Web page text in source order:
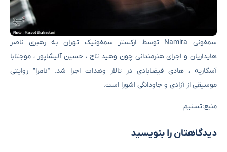
سمفونی Namira توسط ارکستر سمفونیک تهران به رهبری ناصر
هایداریان و اجرای هنرمندانی چون وهید تاج ، حسین آلیشاپور ، موجتابا
آسگاریه ، هادی فیضابادی در تالار وهدات اجرا شد. “نامرا” روایتی
موسیقی از آزادی و جاودانگی اشورا است.
منبع:تسنیم
دیدگاهتان را بنویسید